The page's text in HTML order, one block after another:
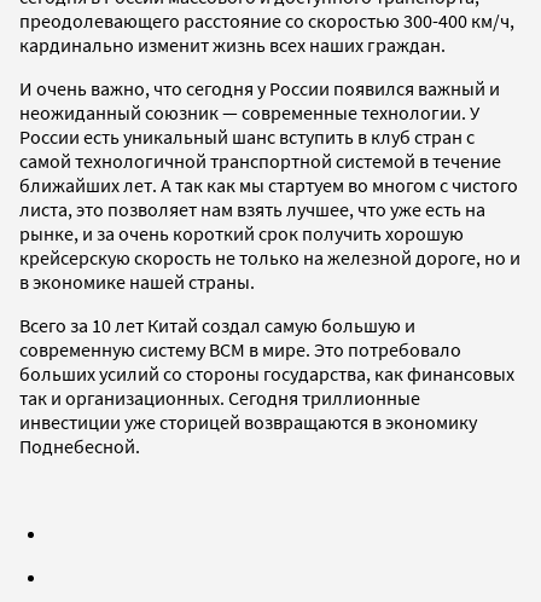
преодолевающего расстояние со скоростью 300-400 км/ч,
кардинально изменит жизнь всех наших граждан.
И очень важно, что сегодня у России появился важный и
неожиданный союзник — современные технологии. У
России есть уникальный шанс вступить в клуб стран с
самой технологичной транспортной системой в течение
ближайших лет. А так как мы стартуем во многом с чистого
листа, это позволяет нам взять лучшее, что уже есть на
рынке, и за очень короткий срок получить хорошую
крейсерскую скорость не только на железной дороге, но и
в экономике нашей страны.
Всего за 10 лет Китай создал самую большую и
современную систему ВСМ в мире. Это потребовало
больших усилий со стороны государства, как финансовых
так и организационных. Сегодня триллионные
инвестиции уже сторицей возвращаются в экономику
Поднебесной.